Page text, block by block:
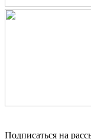
Подписаться на